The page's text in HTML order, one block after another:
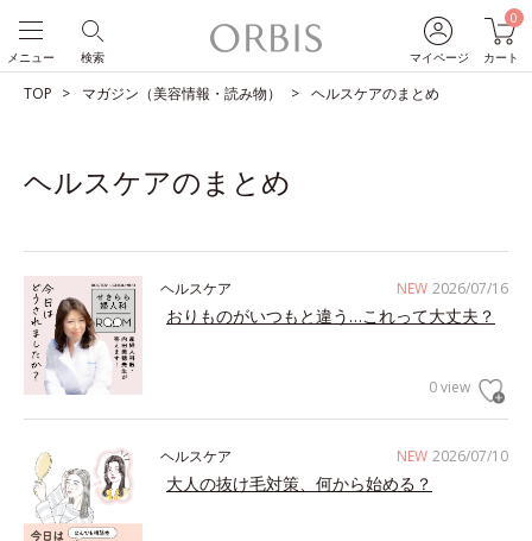
マイページ
0
カート
検索
メニュー
TOP マガジン（美容情報・読み物） ヘルスケアのまとめ
ヘルスケアのまとめ
NEW 2026/07/16
ヘルスケア
おりものがいつもと違う…これって大丈夫？
0 view
NEW 2026/07/10
ヘルスケア
大人の抜け毛対策、何から始める？